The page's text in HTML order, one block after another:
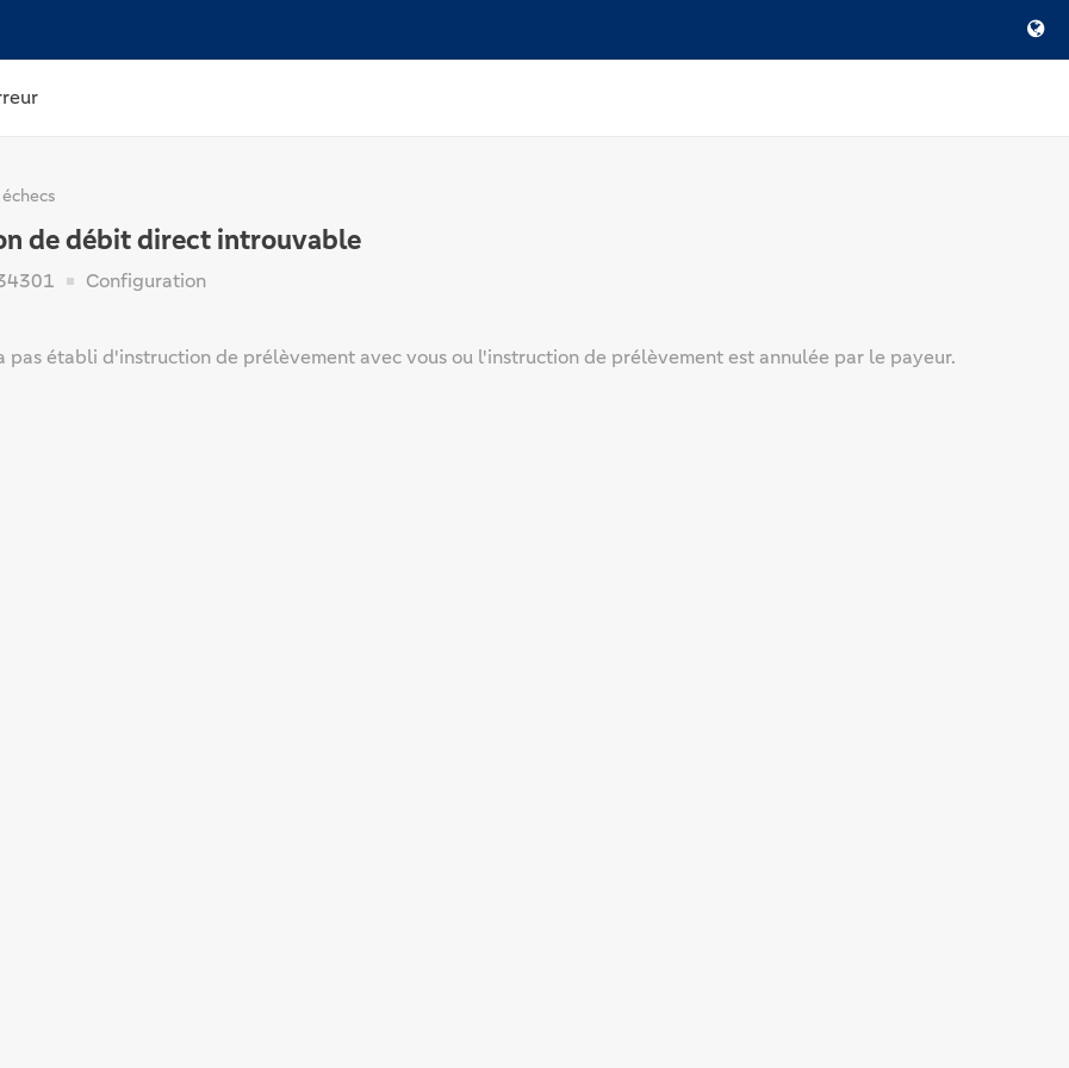
de débit direct introuvable
Configuration
pas établi d'instruction de prélèvement avec vous ou l'instruction de prélèvement est annulée par le payeur.